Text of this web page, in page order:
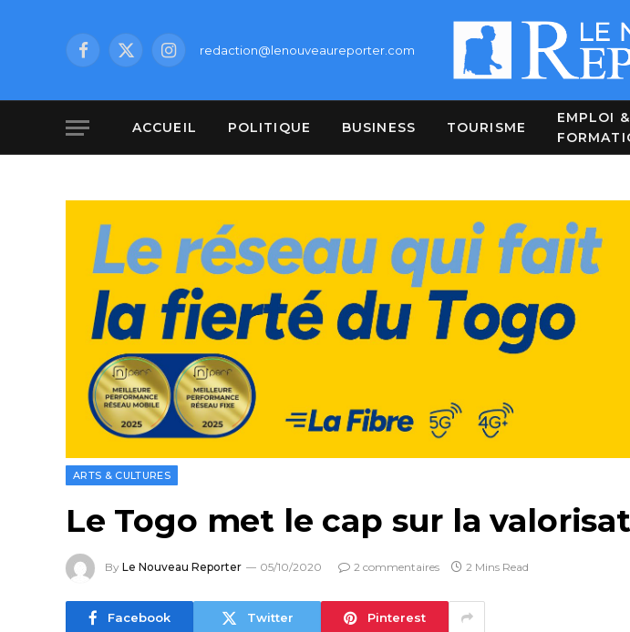
Facebook
X
Instagramredaction@lenouveaureporter.com
ACCUEIL POLITIQUE BUSINESS TOURISME
EMPLOI &
ARTS & CULTURES
Le Togo met le cap sur la
By Le Nouveau Reporter 05/10/2020 2 commentaires 2 Mins Read
Facebook Twitter Pinterest